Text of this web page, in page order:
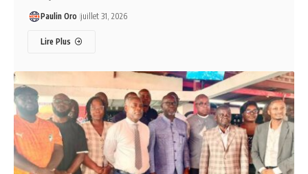
Paulin Oro juillet 31, 2026
Lire Plus